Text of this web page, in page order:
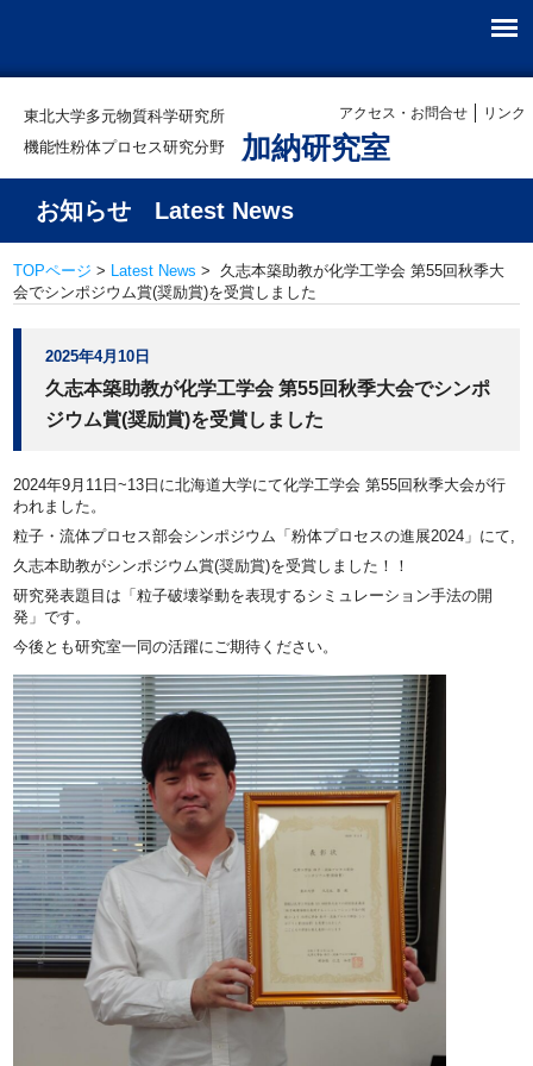
東北大学多元物質科学研究所
機能性粉体プロセス研究分野
加納研究室
アクセス・お問合せ リンク
お知らせ Latest News
TOPページ > Latest News > 久志本築助教が化学工学会 第55回秋季大
会でシンポジウム賞(奨励賞)を受賞しました
2025年4月10日
久志本築助教が化学工学会 第55回秋季大会でシンポ
ジウム賞(奨励賞)を受賞しました
2024年9月11日~13日に北海道大学にて化学工学会 第55回秋季大会が行
われました。
粒子・流体プロセス部会シンポジウム「粉体プロセスの進展2024」にて,
久志本助教がシンポジウム賞(奨励賞)を受賞しました！！
研究発表題目は「粒子破壊挙動を表現するシミュレーション手法の開
発」です。
今後とも研究室一同の活躍にご期待ください。